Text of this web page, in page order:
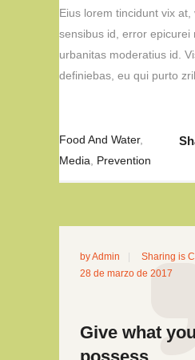
Eius lorem tincidunt vix at,
sensibus id, error epicurei
urbanitas moderatius id.
definiebas, eu qui purto
Food And Water,
Media, Prevention
byAdmin
Sharing is
28 de marzo de 2017
Give what you